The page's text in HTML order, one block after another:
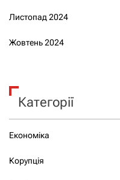
Листопад 2024
Жовтень 2024
Категорії
Економіка
Корупція